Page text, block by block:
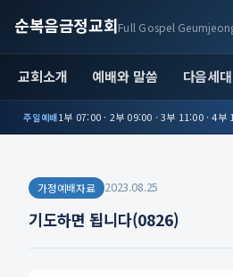
순복음금정교회Full Gospel
교회소개 예배와 말씀 다음세대
주일예배1부 07:00 · 2부 09:00 · 3부 11:00 · 4부
가정예배자료 2023.08.25
기도하면 됩니다(0826)